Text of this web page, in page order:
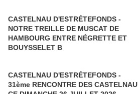
CASTELNAU D'ESTRÉTEFONDS -
NOTRE TREILLE DE MUSCAT DE
HAMBOURG ENTRE NÉGRETTE ET
BOUYSSELET B
CASTELNAU D'ESTRÉTEFONDS -
31ème RENCONTRE DES CASTELNAU